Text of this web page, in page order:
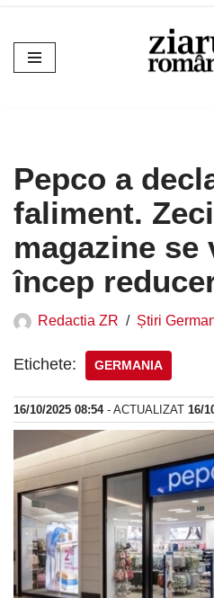
Sari
la
Pepco a
faliment.
magazine se
încep
Redactia ZR Știri
Etichete: GERMANIA
16/10/2025 08:54- ACTUALIZAT 16/